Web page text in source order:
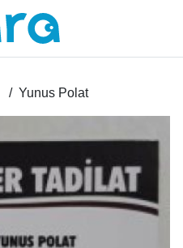
Yunus Polat